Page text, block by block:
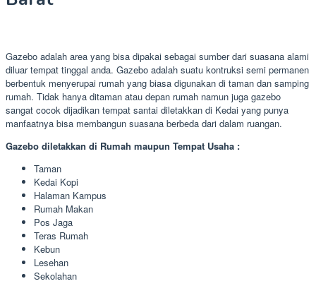
Gazebo adalah area yang bisa dipakai sebagai sumber dari suasana alami
diluar tempat tinggal anda. Gazebo adalah suatu kontruksi semi permanen
berbentuk menyerupai rumah yang biasa digunakan di taman dan samping
rumah. Tidak hanya ditaman atau depan rumah namun juga gazebo
sangat cocok dijadikan tempat santai diletakkan di Kedai yang punya
manfaatnya bisa membangun suasana berbeda dari dalam ruangan.
Gazebo diletakkan di Rumah maupun Tempat Usaha :
Taman
Kedai Kopi
Halaman Kampus
Rumah Makan
Pos Jaga
Teras Rumah
Kebun
Lesehan
Sekolahan